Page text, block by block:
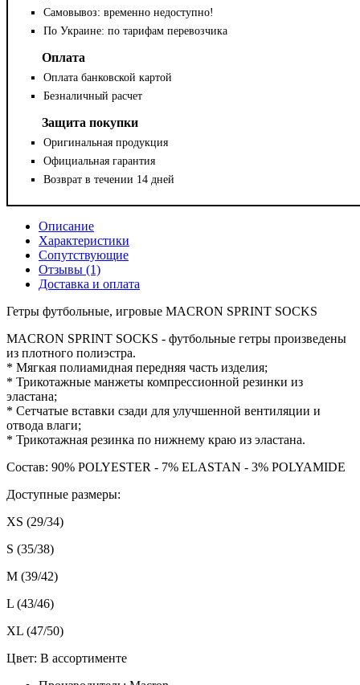
Самовывоз: временно недоступно!
По Украине: по тарифам перевозчика
Оплата
Оплата банковской картой
Безналичный расчет
Защита покупки
Оригинальная продукция
Официальная гарантия
Возврат в течении 14 дней
Описание
Характеристики
Сопутствующие
Отзывы (1)
Доставка и оплата
Гетры футбольные, игровые MACRON SPRINT SOCKS
MACRON SPRINT SOCKS - футбольные гетры произведены
из плотного полиэстра.
* Мягкая полиамидная передняя часть изделия;
* Трикотажные манжеты компрессионной резинки из
эластана;
* Сетчатые вставки сзади для улучшенной вентиляции и
отвода влаги;
* Трикотажная резинка по нижнему краю из эластана.
Состав: 90% POLYESTER - 7% ELASTAN - 3% POLYAMIDE
Доступные размеры:
XS (29/34)
S (35/38)
M (39/42)
L (43/46)
XL (47/50)
Цвет: В ассортименте